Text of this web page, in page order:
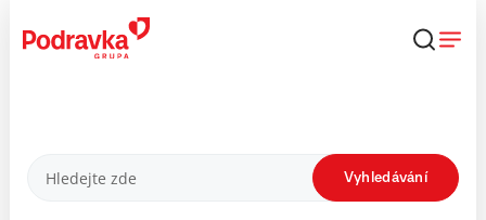
obsahu
Produkty Vyhledávání